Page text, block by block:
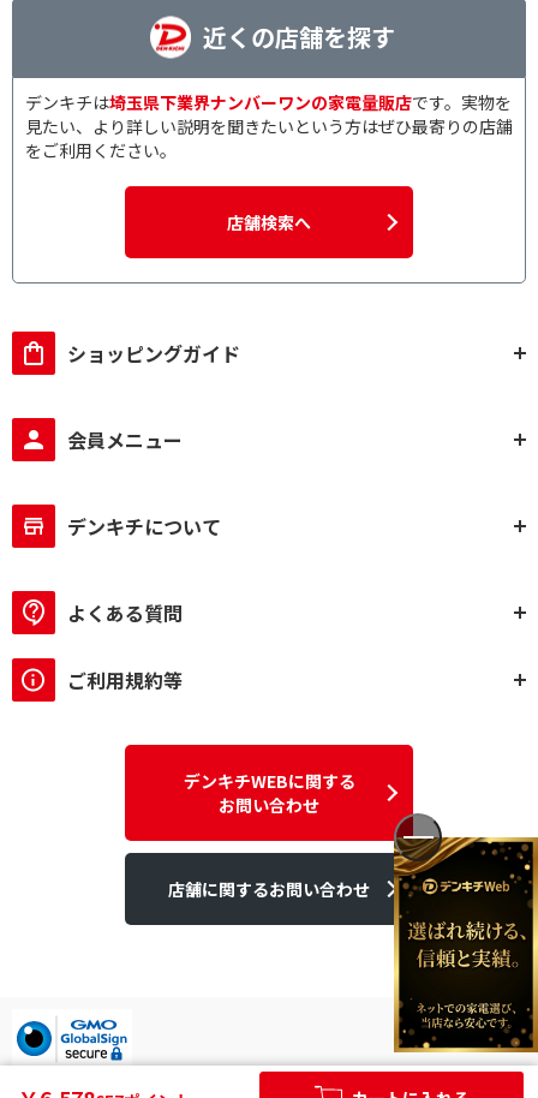
近くの店舗を探す
デンキチは埼玉県下業界ナンバーワンの家電量販店です。実物を
見たい、より詳しい説明を聞きたいという方はぜひ最寄りの店舗
をご利用ください。
店舗検索へ
ショッピングガイド
会員メニュー
デンキチについて
よくある質問
ご利用規約等
デンキチWEBに関する
お問い合わせ
店舗に関するお問い合わせ
デンキチはGMOグローバルサイン発行のSSL電子証明書を使用して